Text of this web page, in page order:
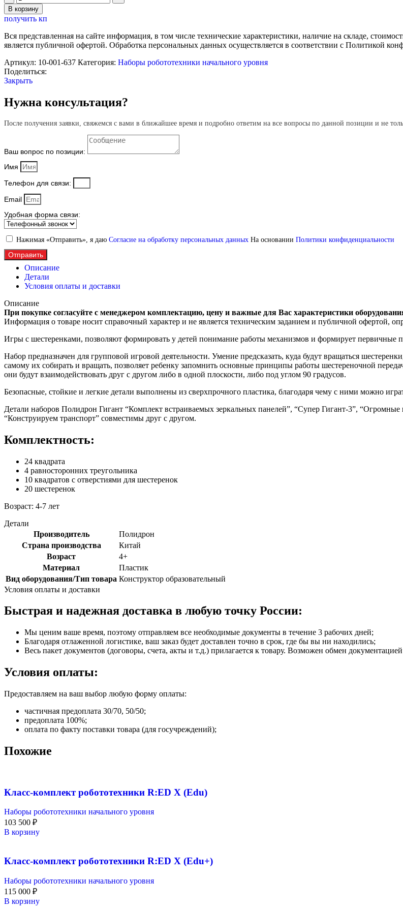
товара
Конструктор
Полидрон
Гигант
"Огромные
шестерёнки"
В корзину
получить кп
Вся представленная на сайте информация, в том числе технические характеристики, наличие на складе,
является публичной офертой. Обработка персональных данных осуществляется в соответствии с Политикой
Артикул: 10-001-637 Категория: Наборы робототехники начального уровня
Поделиться:
Закрыть
Нужна консультация?
После получения заявки, свяжемся с вами в ближайшее время и подробно ответим на все вопросы по данной позиции и не
Ваш вопрос по позиции:
Имя
Телефон для связи:
Email
Удобная форма связи:
Нажимая «Отправить», я даю Согласие на обработку персональных данных На основании Политики конфиденциальности
Отправить
Описание
Детали
Условия оплаты и доставки
Описание
При покупке согласуйте с менеджером комплектацию, цену и важные для Вас характеристики
Информация о товаре носит справочный характер и не является техническим заданием и публичной офертой,
Игры с шестеренками, позволяют формировать у детей понимание работы механизмов и формирует первичные
Набор предназначен для групповой игровой деятельности. Умение предсказать, куда будут вращаться
самому их собирать и вращать, позволяет ребенку запомнить основные принципы работы шестереночной
они будут взаимодействовать друг с другом либо в одной плоскости, либо под углом 90 градусов.
Безопасные, стойкие и легкие детали выполнены из сверхпрочного пластика, благодаря чему с ними можно
Детали наборов Полидрон Гигант “Комплект встраиваемых зеркальных панелей”, “Супер Гигант-3”,
“Конструируем транспорт” совместимы друг с другом.
Комплектность:
24 квадрата
4 равносторонних треугольника
10 квадратов с отверстиями для шестеренок
20 шестеренок
Возраст: 4-7 лет
Детали
Производитель
Полидрон
Страна производства
Китай
Возраст
4+
Материал
Пластик
Вид оборудования/Тип товара Конструктор образовательный
Условия оплаты и доставки
Быстрая и надежная доставка в любую точку России:
Мы ценим ваше время, поэтому отправляем все необходимые документы в течение 3 рабочих дней;
Благодаря отлаженной логистике, ваш заказ будет доставлен точно в срок, где бы вы ни находились;
Весь пакет документов (договоры, счета, акты и т.д.) прилагается к товару. Возможен обмен
Условия оплаты:
Предоставляем на ваш выбор любую форму оплаты:
частичная предоплата 30/70, 50/50;
предоплата 100%;
оплата по факту поставки товара (для госучреждений);
Похожие
Класс-комплект робототехники R:ED X (Edu)
Наборы робототехники начального уровня
103 500 ₽
В корзину
Класс-комплект робототехники R:ED X (Edu+)
Наборы робототехники начального уровня
115 000 ₽
В корзину